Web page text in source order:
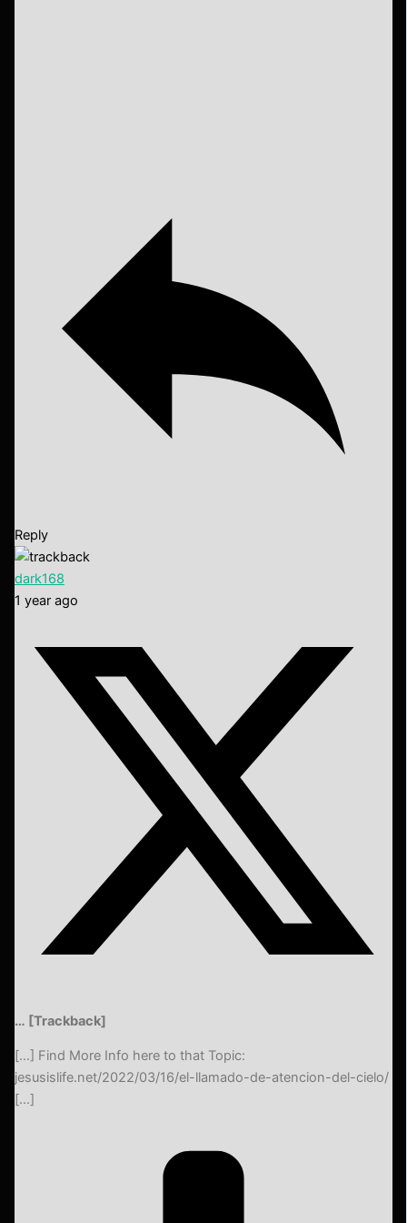
Reply
dark168
1 year ago
… [Trackback]
[…] Find More Info here to that Topic:
jesusislife.net/2022/03/16/el-llamado-de-atencion-del-cielo/
[…]